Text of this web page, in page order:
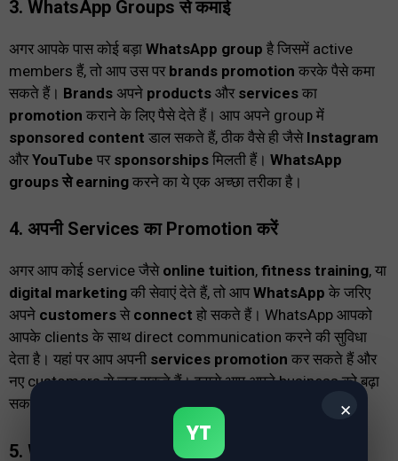
3. WhatsApp Groups से कमाई
अगर आपके पास कोई बड़ा WhatsApp group है जिसमें active
members हैं, तो आप उस पर brands promotion करके पैसे कमा
सकते हैं। Brands अपने products और services का
promotion कराने के लिए पैसे देते हैं। आप अपने group में
sponsored content डाल सकते हैं, ठीक वैसे ही जैसेInstagram
औरYouTube पर sponsorships मिलती हैं। WhatsApp
groups से earning करने का ये एक अच्छा तरीका है।
4. अपनी Services का Promotion करें
अगर आप कोई service जैसे online tuition, fitness training, या
digital marketing की सेवाएं देते हैं, तो आप WhatsApp के जरिए
अपने customers से connect हो सकते हैं। WhatsApp आपको
आपके clients के साथ direct communication करने की सुविधा
देता है। यहां पर आप अपनी services promotion कर सकते हैं और
नए customers से जुड़ सकते हैं। इससे आप अपने business को बढ़ा
सकते हैं।
5. WhatsApp पर Courses बेचें
✕
YT